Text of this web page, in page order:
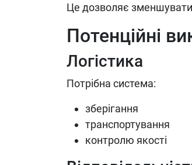
Це дозволяє зменшувати
Потенційні
Логістика
Потрібна система:
зберігання
транспортування
контролю якості